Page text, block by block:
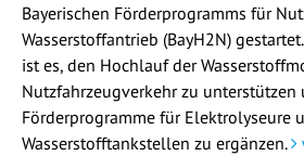
Bayerischen Förderprogramms für
Wasserstoffantrieb (BayH2N)
ist es, den Hochlauf der
Nutzfahrzeugverkehr zu unterstützen
Förderprogramme für Elektrolyseure
Wasserstofftankstellen zu ergänzen.